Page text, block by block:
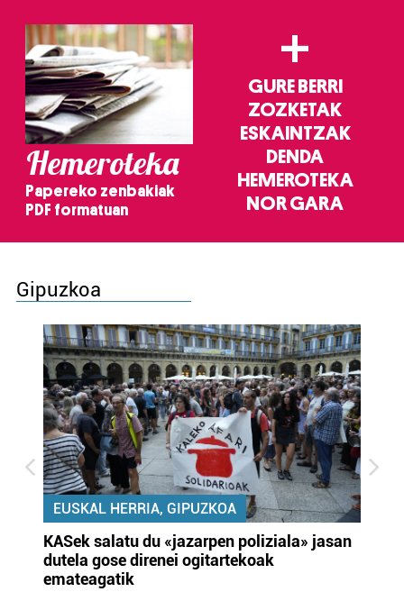
Hemeroteka
Papereko zenbakiak
PDF formatuan
+
GURE BERRI
ZOZKETAK
ESKAINTZAK
DENDA
HEMEROTEKA
NOR GARA
Gipuzkoa
EUSKAL HERRIA, GIPUZKOA
KASek salatu du «jazarpen poliziala» jasan
dutela gose direnei ogitartekoak
emateagatik